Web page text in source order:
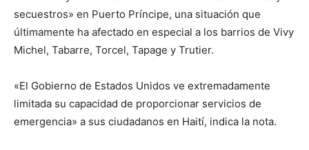
secuestros» en Puerto Príncipe, una situación que
últimamente ha afectado en especial a los barrios de Vivy
Michel, Tabarre, Torcel, Tapage y Trutier.
«El Gobierno de Estados Unidos ve extremadamente
limitada su capacidad de proporcionar servicios de
emergencia» a sus ciudadanos en Haití, indica la nota.